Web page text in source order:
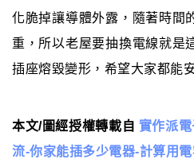
化脆掉讓導體外露，隨著時間
重，所以老屋要抽換電線就是
插座熔毀變形，希望大家都能
本文/圖經授權轉載自 實作派
流-你家能插多少電器-計算用